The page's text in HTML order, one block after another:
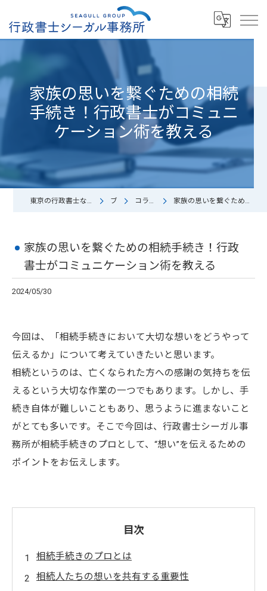
家族の思いを繋ぐための相続
手続き！行政書士がコミュニ
ケーション術を教える
東京の行政書士なら中小企業診断士/行政書士シーガル事務所 ブログ コラム（お役立ち） 家族の思いを繋ぐための相続手続き！行政書士がコミュニケーション術を教える
家族の思いを繋ぐための相続手続き！行政
書士がコミュニケーション術を教える
2024/05/30
今回は、「相続手続きにおいて大切な想いをどうやって
伝えるか」について考えていきたいと思います。
相続というのは、亡くなられた方への感謝の気持ちを伝
えるという大切な作業の一つでもあります。しかし、手
続き自体が難しいこともあり、思うように進まないこと
がとても多いです。そこで今回は、行政書士シーガル事
務所が相続手続きのプロとして、“想い”を伝えるための
ポイントをお伝えします。
目次
相続手続きのプロとは
相続人たちの想いを共有する重要性